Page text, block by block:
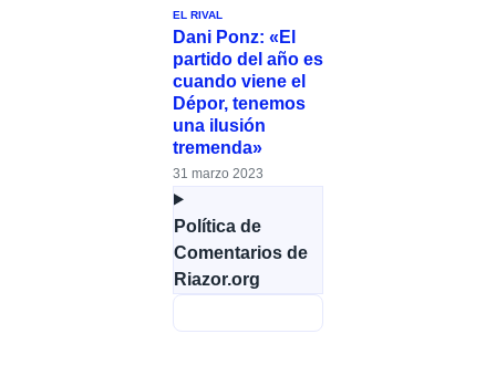
EL RIVAL
Dani Ponz: «El
partido del año es
cuando viene el
Dépor, tenemos
una ilusión
tremenda»
31 marzo 2023
Política de
Comentarios de
Riazor.org